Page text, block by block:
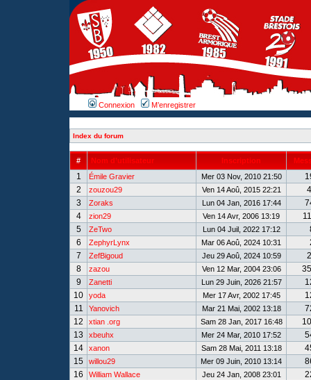
Connexion M’enregistrer
Index du forum
# Nom d’utilisateur Inscription
1 Émile Gravier Mer 03 Nov, 2010 21:50
2
zouzou29 Ven 14 Aoû, 2015 22:21
3
Zoraks Lun 04 Jan, 2016 17:44
4
zion29 Ven 14 Avr, 2006 13:19
5
ZeTwo Lun 04 Juil, 2022 17:12
6
ZephyrLynx Mar 06 Aoû, 2024 10:31
7
ZefBigoud Jeu 29 Aoû, 2024 10:59
8
zazou Ven 12 Mar, 2004 23:06
9
Zanetti Lun 29 Juin, 2026 21:57
10
yoda Mer 17 Avr, 2002 17:45
11
Yanovich Mar 21 Mai, 2002 13:18
12
xtian .org Sam 28 Jan, 2017 16:48
13
xbeuhx Mer 24 Mar, 2010 17:52
14
xanon Sam 28 Mai, 2011 13:18
15
willou29 Mer 09 Juin, 2010 13:14
16
William Wallace Jeu 24 Jan, 2008 23:01